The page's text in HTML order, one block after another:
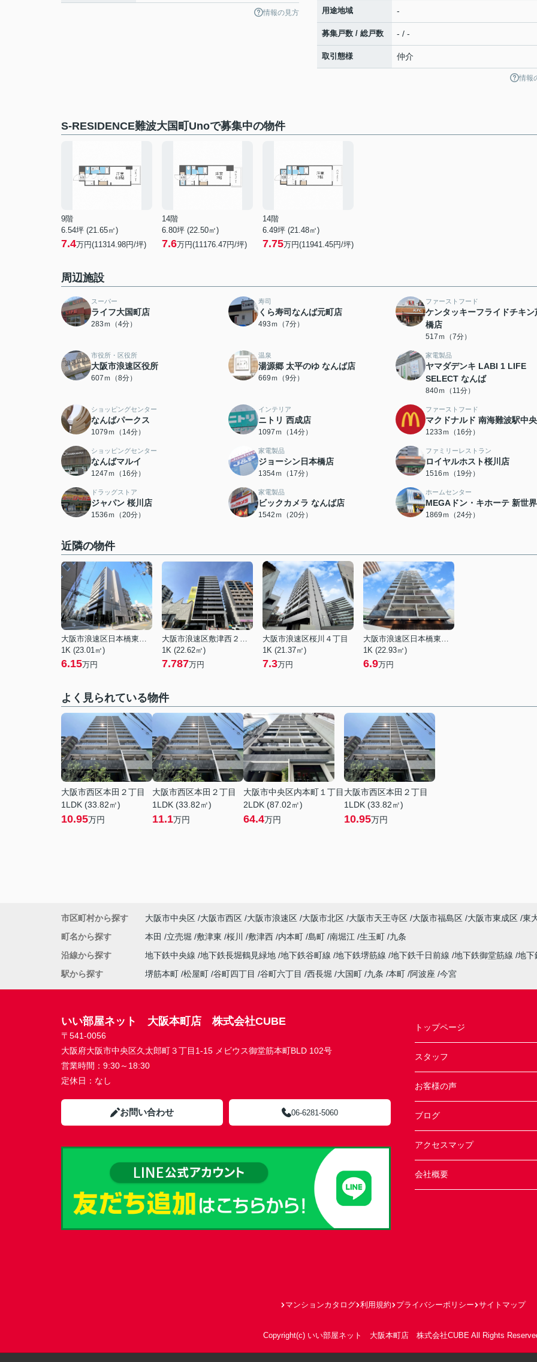
情報の見方 用途地域 -
募集戸数 / 総戸数 - / -
取引態様 仲介
情報
S-RESIDENCE難波大国町Unoで募集中の物件
9階
6.54坪 (21.65㎡)
7.4万円(11314.98円/坪)
14階
6.80坪 (22.50㎡)
7.6万円(11176.47円/坪)
14階
6.49坪 (21.48㎡)
7.75万円(11941.45円/坪)
周辺施設
スーパー
ライフ大国町店
283ｍ（4分）
寿司
くら寿司なんば元町店
493ｍ（7分）
ファーストフード
ケンタッキーフライドチキン
橋店
517ｍ（7分）
市役所・区役所
大阪市浪速区役所
607ｍ（8分）
温泉
湯源郷 太平のゆ なんば店
669ｍ（9分）
家電製品
ヤマダデンキ LABI 1 LIFE
SELECT なんば
840ｍ（11分）
ショッピングセンター
なんばパークス
1079ｍ（14分）
インテリア
ニトリ 西成店
1097ｍ（14分）
ファーストフード
マクドナルド 南海難波駅中
1233ｍ（16分）
ショッピングセンター
なんばマルイ
1247ｍ（16分）
家電製品
ジョーシン日本橋店
1354ｍ（17分）
ファミリーレストラン
ロイヤルホスト桜川店
1516ｍ（19分）
ドラッグストア
ジャパン 桜川店
1536ｍ（20分）
家電製品
ビックカメラ なんば店
1542ｍ（20分）
ホームセンター
MEGAドン・キホーテ 新世
1869ｍ（24分）
近隣の物件
大阪市浪速区日本橋東１丁目
1K (23.01㎡)
6.15万円
大阪市浪速区敷津西２丁目
1K (22.62㎡)
7.787万円
大阪市浪速区桜川４丁目
1K (21.37㎡)
7.3万円
大阪市浪速区日本橋東３丁目
1K (22.93㎡)
6.9万円
よく見られている物件
大阪市西区本田２丁目
1LDK (33.82㎡)
10.95万円
大阪市西区本田２丁目
1LDK (33.82㎡)
11.1万円
大阪市中央区内本町１丁目
2LDK (87.02㎡)
64.4万円
大阪市西区本田２丁目
1LDK (33.82㎡)
10.95万円
市区町村から探す 大阪市中央区 大阪市西区 大阪市浪速区 大阪市北区 大阪市天王寺区 大阪市福島区 大阪市東成区 東
町名から探す
本田 立売堀 敷津東 桜川 敷津西 内本町 島町 南堀江 生玉町 九条
沿線から探す
地下鉄中央線 地下鉄長堀鶴見緑地 地下鉄谷町線 地下鉄堺筋線 地下鉄千日前線 地下鉄御堂筋線 地
駅から探す
堺筋本町 松屋町 谷町四丁目 谷町六丁目 西長堀 大国町 九条 本町 阿波座 今宮
いい部屋ネット 大阪本町店 株式会社CUBE
〒541-0056
大阪府大阪市中央区久太郎町３丁目1-15 メビウス御堂筋本町BLD 102号
営業時間： 9:30～18:30
定休日： なし
お問い合わせ 06-6281-5060
トップページ
スタッフ
お客様の声
ブログ
アクセスマップ
会社概要
マンションカタログ 利用規約 プライバシーポリシー サイトマップ
Copyright(c) いい部屋ネット 大阪本町店 株式会社CUBE All Rights